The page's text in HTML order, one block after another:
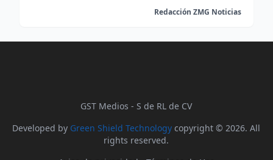
Redacción ZMG Noticias
GST Medios - S de RL de CV
Developed by Green Shield Technology copyright © 2026. All
rights reserved.